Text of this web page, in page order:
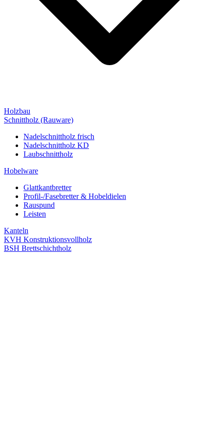
Holzbau
Schnittholz (Rauware)
Nadelschnittholz frisch
Nadelschnittholz KD
Laubschnittholz
Hobelware
Glattkantbretter
Profil-/Fasebretter & Hobeldielen
Rauspund
Leisten
Kanteln
KVH Konstruktionsvollholz
BSH Brettschichtholz